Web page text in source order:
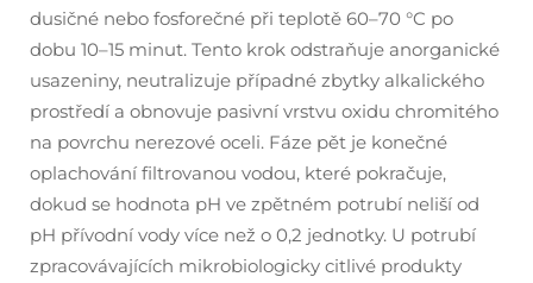
dusičné nebo fosforečné při teplotě 60–70 °C po
dobu 10–15 minut. Tento krok odstraňuje anorganické
usazeniny, neutralizuje případné zbytky alkalického
prostředí a obnovuje pasivní vrstvu oxidu chromitého
na povrchu nerezové oceli. Fáze pět je konečné
oplachování filtrovanou vodou, které pokračuje,
dokud se hodnota pH ve zpětném potrubí neliší od
pH přívodní vody více než o 0,2 jednotky. U potrubí
zpracovávajících mikrobiologicky citlivé produkty